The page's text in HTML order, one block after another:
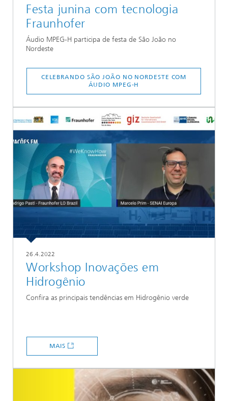
Festa junina com tecnologia
Fraunhofer
Áudio MPEG-H participa de festa de São João no
Nordeste
CELEBRANDO SÃO JOÃO NO NORDESTE COM
ÁUDIO MPEG-H
26.4.2022
Workshop Inovações em
Hidrogênio
Confira as principais tendências em Hidrogênio verde
MAIS